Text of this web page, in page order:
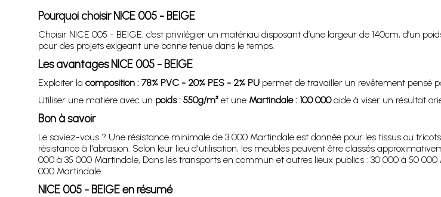
Pourquoi choisir NICE 005 - BEIGE
Choisir NICE 005 - BEIGE, c’est privilégier un matériau disposant d’une largeur de 140cm, d’un
pour des projets exigeant une bonne tenue dans le temps.
Les avantages NICE 005 - BEIGE
Exploiter la composition : 78% PVC - 20% PES - 2% PUpermet de travailler un revêtement pensé
Utiliser une matière avec un poids : 550g/m²et une Martindale : 100 000aide à viser un résultat
Bon à savoir
Le saviez-vous ? Une résistance minimale de 3 000 Martindale est donnée pour les tissus ou
résistance à l'abrasion. Selon leur lieu d'utilisation, les meubles peuvent être classés
000 à 35 000 Martindale, Dans les transports en commun et autres lieux publics : 30 000 à 50
000 Martindale.
NICE 005 - BEIGE en résumé